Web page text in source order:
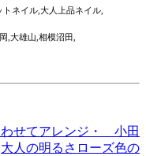
ネイル,大人上品ネイル,
,大雄山,相模沼田,
わせてアレンジ・ 小田
大人の明るさローズ色の